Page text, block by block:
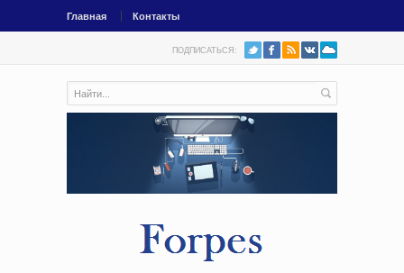
Главная Контакты
ПОДПИСАТЬСЯ: